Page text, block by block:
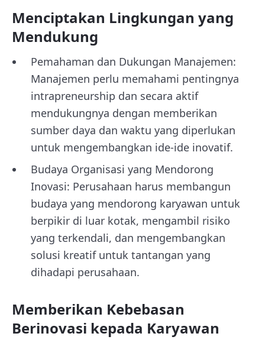
Menciptakan Lingkungan yang
Mendukung
Pemahaman dan Dukungan Manajemen:
Manajemen perlu memahami pentingnya
intrapreneurship dan secara aktif
mendukungnya dengan memberikan
sumber daya dan waktu yang diperlukan
untuk mengembangkan ide-ide inovatif.
Budaya Organisasi yang Mendorong
Inovasi: Perusahaan harus membangun
budaya yang mendorong karyawan untuk
berpikir di luar kotak, mengambil risiko
yang terkendali, dan mengembangkan
solusi kreatif untuk tantangan yang
dihadapi perusahaan.
Memberikan Kebebasan
Berinovasi kepada Karyawan